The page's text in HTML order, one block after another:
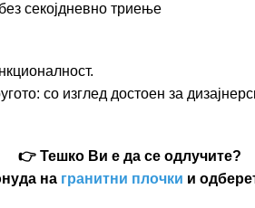
секојдневно триење
со изглед достоен за
👉 Тешко Ви е да се одлучите?
на гранитни плочки и